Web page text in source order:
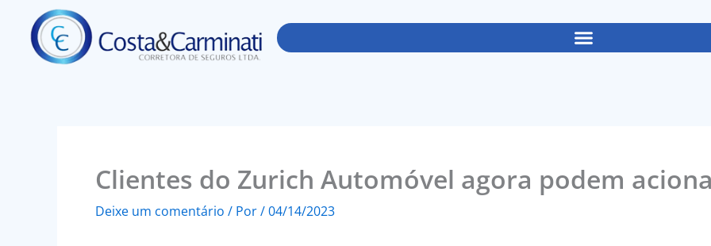
Clientes do Zurich Automóvel agora podem
Deixe um comentário / Por/04/14/2023